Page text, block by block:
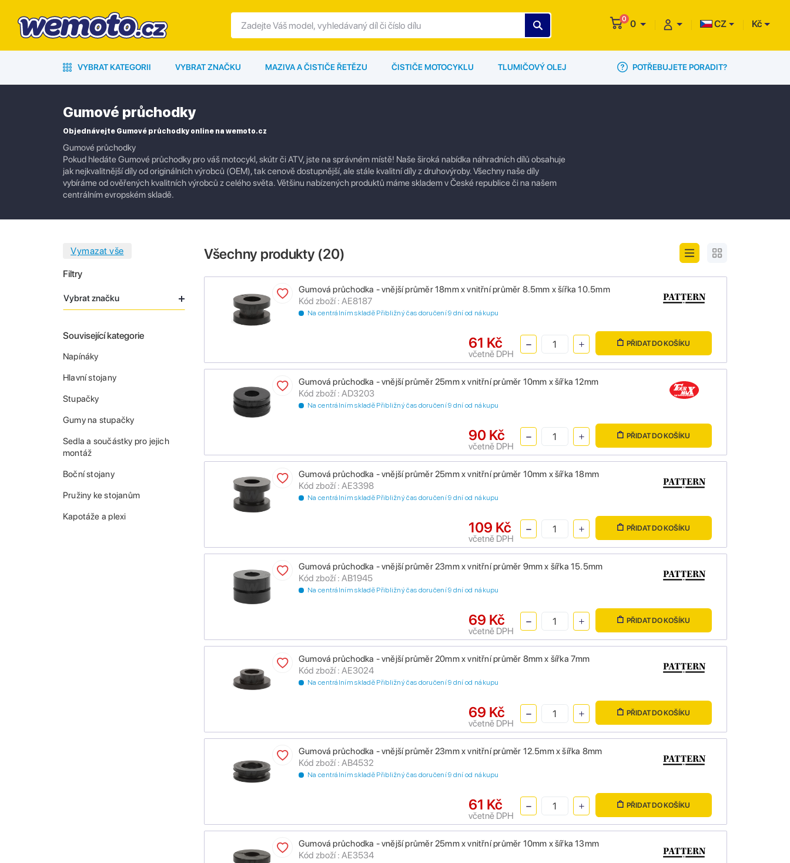
0 0 CZ Kč
VYBRAT KATEGORII VYBRAT ZNAČKU MAZIVA A ČISTIČE ŘETĚZU ČISTIČE MOTOCYKLU TLUMIČOVÝ OLEJ POTŘEBUJETE PORADIT?
Gumové průchodky
Objednávejte Gumové průchodky online na wemoto.cz
Gumové průchodky
Pokud hledáte Gumové průchodky pro váš motocykl, skútr či ATV, jste na správném místě! Naše široká nabídka náhradních dílů obsahuje
jak nejkvalitnější díly od originálních výrobců (OEM), tak cenově dostupnější, ale stále kvalitní díly z druhovýroby. Všechny naše díly
vybíráme od ověřených kvalitních výrobců z celého světa. Většinu nabízených produktů máme skladem v České republice či na našem
centrálním evropském skladě.
Filtry
Vybrat značku
Související kategorie
Napínáky
Hlavní stojany
Stupačky
Gumy na stupačky
Sedla a součástky pro jejich
montáž
Boční stojany
Pružiny ke stojanům
Kapotáže a plexi
Všechny produkty (20)
Gumová průchodka - vnější průměr 18mm x vnitřní průměr 8.5mm x šířka 10.5mm
Kód zboží : AE8187
Na centrálním skladě Přibližný čas doručení 9 dní od nákupu
61 Kč
včetně DPH
PŘIDAT DO KOŠÍKU
Gumová průchodka - vnější průměr 25mm x vnitřní průměr 10mm x šířka 12mm
Kód zboží : AD3203
Na centrálním skladě Přibližný čas doručení 9 dní od nákupu
90 Kč
včetně DPH
PŘIDAT DO KOŠÍKU
Gumová průchodka - vnější průměr 25mm x vnitřní průměr 10mm x šířka 18mm
Kód zboží : AE3398
Na centrálním skladě Přibližný čas doručení 9 dní od nákupu
109 Kč
včetně DPH
PŘIDAT DO KOŠÍKU
Gumová průchodka - vnější průměr 23mm x vnitřní průměr 9mm x šířka 15.5mm
Kód zboží : AB1945
Na centrálním skladě Přibližný čas doručení 9 dní od nákupu
69 Kč
včetně DPH
PŘIDAT DO KOŠÍKU
Gumová průchodka - vnější průměr 20mm x vnitřní průměr 8mm x šířka 7mm
Kód zboží : AE3024
Na centrálním skladě Přibližný čas doručení 9 dní od nákupu
69 Kč
včetně DPH
PŘIDAT DO KOŠÍKU
Gumová průchodka - vnější průměr 23mm x vnitřní průměr 12.5mm x šířka 8mm
Kód zboží : AB4532
Na centrálním skladě Přibližný čas doručení 9 dní od nákupu
61 Kč
včetně DPH
PŘIDAT DO KOŠÍKU
Gumová průchodka - vnější průměr 25mm x vnitřní průměr 10mm x šířka 13mm
Kód zboží : AE3534